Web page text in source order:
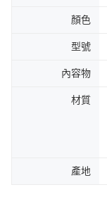
顏色
型號
內容物
材質
產地